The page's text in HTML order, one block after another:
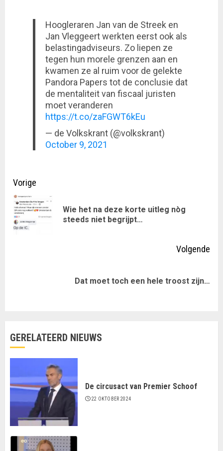
Hoogleraren Jan van de Streek en
Jan Vleggeert werkten eerst ook als
belastingadviseurs. Zo liepen ze
tegen hun morele grenzen aan en
kwamen ze al ruim voor de gelekte
Pandora Papers tot de conclusie dat
de mentaliteit van fiscaal juristen
moet veranderen
https://t.co/zaFGWT6kEu
— de Volkskrant (@volkskrant)
October 9, 2021
Doorgaan
met
lezen
Vorige
Wie het na deze korte uitleg nòg
steeds niet begrijpt…
Volgende
Dat moet toch een hele troost zijn…
GERELATEERD NIEUWS
De circusact van Premier Schoof
22 OKTOBER 2024